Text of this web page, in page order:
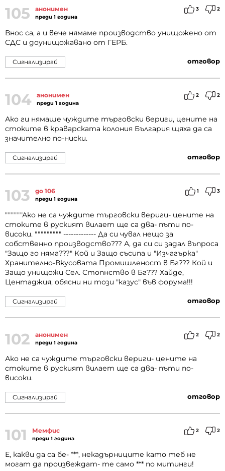
105 анонимен
преди 1 година
3 2
Внос са, а и вече нямаме производство унищожено от
СДС и доунищожавано от ГЕРБ.
отговор
Сигнализирай
104 анонимен
преди 1 година
2 2
Ако ги нямаше чуждите търговски вериги, цените на
стоките в краварската колония България щяха да са
значително по-ниски.
отговор
Сигнализирай
103 до 106
преди 1 година
1 3
""""""Ако не са чуждите търговски вериги- цените на
стоките в руският вилает ще са два- пъти по-
високи. """"""""" ------------- Да си чувал нещо за
собственно производство??? А, да си си задал въпроса
"Защо го няма???" Кой и Защо съсипа и "Изчагърка"
Хранително-Вкусовата Промишленост в Бг??? Кой и
Защо унищожи Сел. Стопнство в Бг??? Хайде,
Центаджия, обясни ни този "казус" във форума!!!
отговор
Сигнализирай
102 анонимен
преди 1 година
2 2
Ако не са чуждите търговски вериги- цените на
стоките в руският вилает ще са два- пъти по-
високи.
отговор
Сигнализирай
101 Мемфис
преди 1 година
2 2
Е, какви да са бе- ***, некадърниците като теб не
могат да произвеждат- те само *** по митинги!